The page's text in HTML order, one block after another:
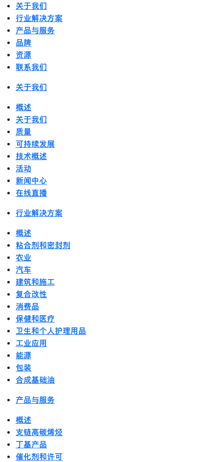
关于我们
行业解决方案
产品与服务
品牌
资源
联系我们
关于我们
概述
关于我们
质量
可持续发展
技术概述
活动
新闻中心
在线直播
行业解决方案
概述
粘合剂和密封剂
农业
汽车
建筑和施工
复合改性
消费品
保健和医疗
卫生和个人护理用品
工业应用
能源
包装
合成基础油
产品与服务
概述
支链高碳烯烃
丁基产品
催化剂和许可